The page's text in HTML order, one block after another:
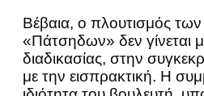
Βέβαια, ο πλουτισμός
«Πάτσηδων» δεν γίνεται
διαδικασίας, στην
με την εισπρακτική. Η